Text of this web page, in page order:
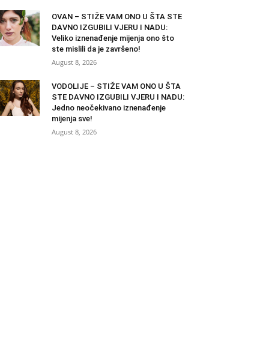
OVAN – STIŽE VAM ONO U ŠTA STE
DAVNO IZGUBILI VJERU I NADU:
Veliko iznenađenje mijenja ono što
ste mislili da je završeno!
August 8, 2026
VODOLIJE – STIŽE VAM ONO U ŠTA
STE DAVNO IZGUBILI VJERU I NADU:
Jedno neočekivano iznenađenje
mijenja sve!
August 8, 2026